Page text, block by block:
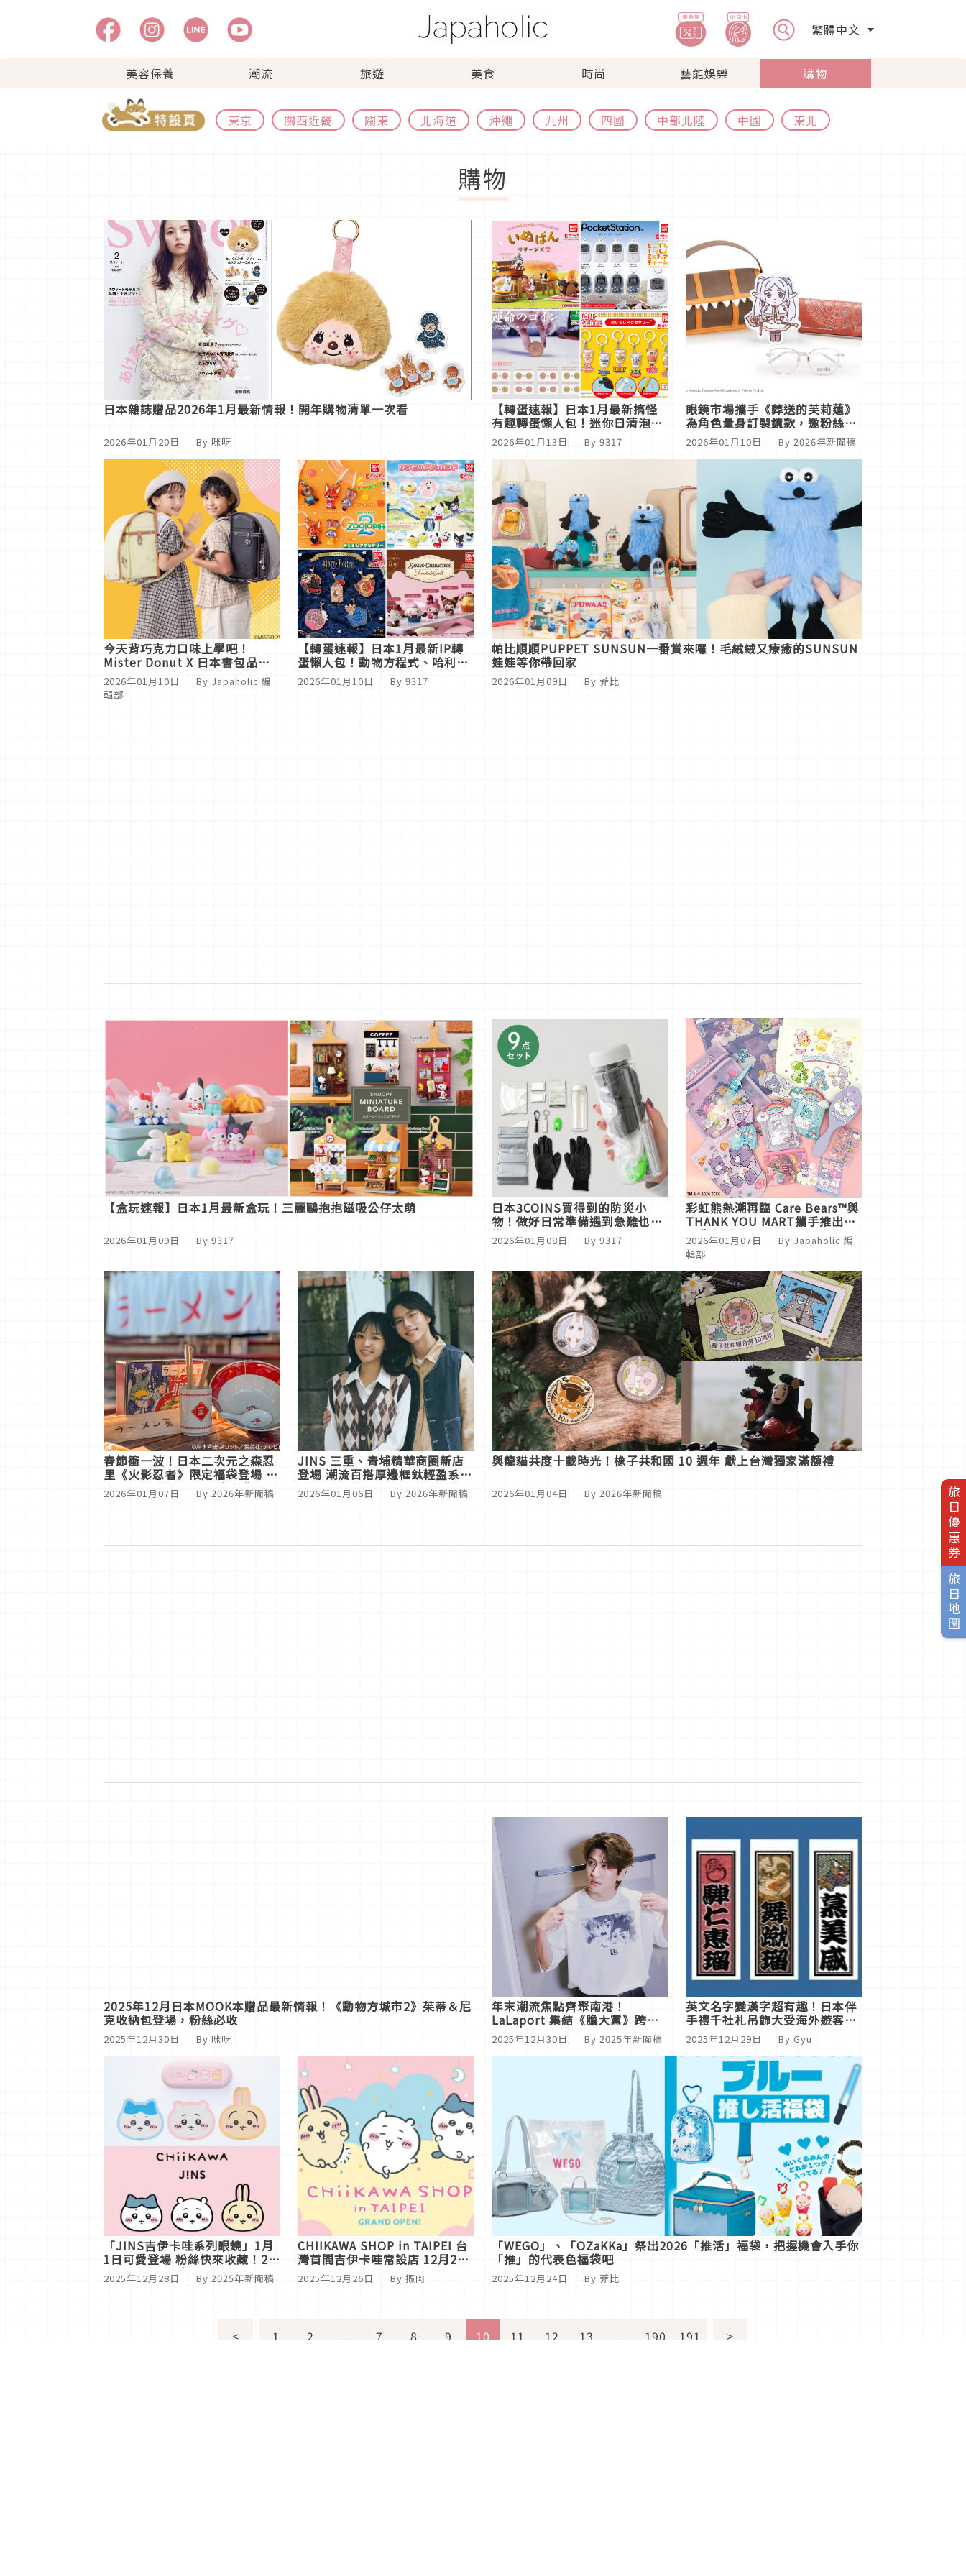
繁體中文
美容保養 潮流 旅遊 美食 時尚 藝能娛樂 購物
東京 關西近畿 關東 北海道 沖繩 九州 四國 中部北陸 中國 東北
旅日優惠券
旅日地圖
購物
日本雜誌贈品2026年1月最新情報！開年購物清單一次看
2026年01月20日 ｜ By 咪呀
【轉蛋速報】日本1月最新搞怪
有趣轉蛋懶人包！迷你日清泡麵
還原度超高
2026年01月13日 ｜ By 9317
眼鏡市場攜手《葬送的芙莉蓮》
為角色量身訂製鏡款，邀粉絲進
入魔法想像「視」界
2026年01月10日 ｜ By 2026年新聞稿
今天背巧克力口味上學吧！
Mister Donut X 日本書包品牌
Fit-chan 跨界推出甜甜圈系列書
包
2026年01月10日 ｜ By Japaholic 編
輯部
【轉蛋速報】日本1月最新IP轉
蛋懶人包！動物方程式、哈利波
特、三麗鷗、吉伊卡娃粉絲必見
2026年01月10日 ｜ By 9317
帕比順順PUPPET SUNSUN一番賞來囉！毛絨絨又療癒的SUNSUN
娃娃等你帶回家
2026年01月09日 ｜ By 菲比
【盒玩速報】日本1月最新盒玩！三麗鷗抱抱磁吸公仔太萌
2026年01月09日 ｜ By 9317
日本3COINS買得到的防災小
物！做好日常準備遇到急難也不
慌
2026年01月08日 ｜ By 9317
彩虹熊熱潮再臨 Care Bears™與
THANK YOU MART攜手推出
「夢幻睡衣派對」全新聯名系
列！
2026年01月07日 ｜ By Japaholic 編
輯部
春節衝一波！日本二次元之森忍
里《火影忍者》限定福袋登場 2
月15日至23日期間限定販售
2026年01月07日 ｜ By 2026年新聞稿
JINS 三重、青埔精華商圈新店
登場 潮流百搭厚邊框鈦輕盈系列
2026再升級
2026年01月06日 ｜ By 2026年新聞稿
與龍貓共度十載時光！橡子共和國 10 週年 獻上台灣獨家滿額禮
2026年01月04日 ｜ By 2026年新聞稿
2025年12月日本MOOK本贈品最新情報！《動物方城市2》茱蒂＆尼
克收納包登場，粉絲必收
2025年12月30日 ｜ By 咪呀
年末潮流焦點齊聚南港！
LaLaport 集結《膽大黨》跨界
聯名與義大利 L4K3 快閃首登台
!
2025年12月30日 ｜ By 2025年新聞稿
英文名字變漢字超有趣！日本伴
手禮千社札吊飾大受海外遊客歡
迎，連強尼戴普都變「敘新弟
風」
2025年12月29日 ｜ By Gyu
「JINS吉伊卡哇系列眼鏡」1月
1日可愛登場 粉絲快來收藏！2月
28日前購買送角色貼紙
2025年12月28日 ｜ By 2025年新聞稿
CHIIKAWA SHOP in TAIPEI 台
灣首間吉伊卡哇常設店 12月27
日 台北中山開幕！寶寶主題系列
華山快閃同步登場
2025年12月26日 ｜ By 摳肉
「WEGO」、「OZaKKa」祭出2026「推活」福袋，把握機會入手你
「推」的代表色福袋吧
2025年12月24日 ｜ By 菲比
< 1 2 ... 7 8 9 10 11 12 13 ... 190 191 >